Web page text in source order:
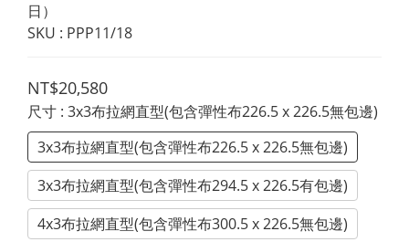
日）
SKU : PPP11/18
NT$20,580
尺寸 : 3x3布拉網直型(包含彈性布226.5 x 226.5無包邊)
3x3布拉網直型(包含彈性布226.5 x 226.5無包邊)
3x3布拉網直型(包含彈性布294.5 x 226.5有包邊)
4x3布拉網直型(包含彈性布300.5 x 226.5無包邊)